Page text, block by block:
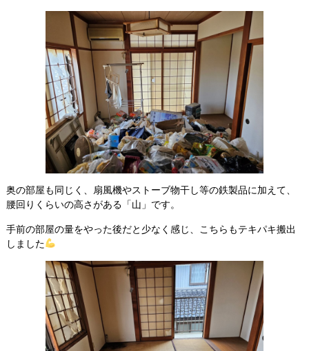
奥の部屋も同じく、扇風機やストーブ物干し等の鉄製品に加えて、
腰回りくらいの高さがある「山」です。
手前の部屋の量をやった後だと少なく感じ、こちらもテキパキ搬出
しました